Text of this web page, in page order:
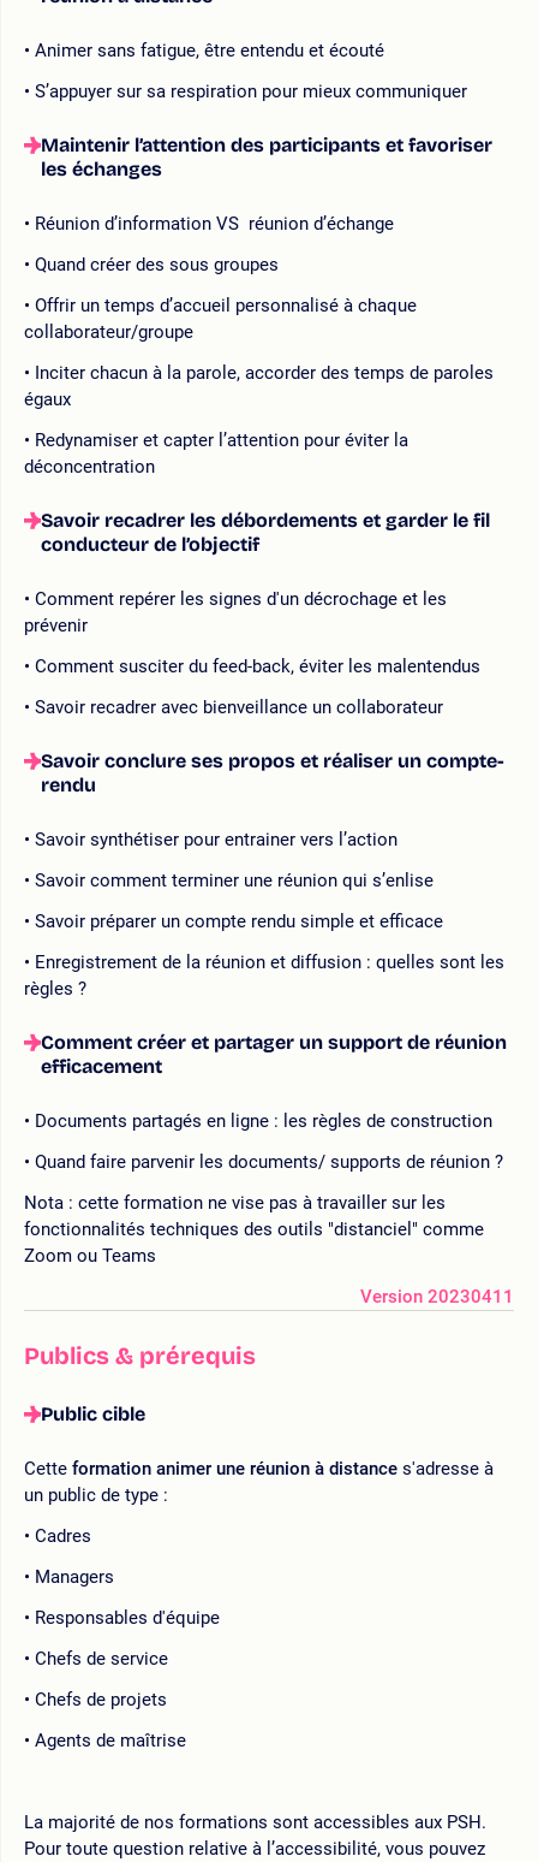
Animer sans fatigue, être entendu et écouté
S’appuyer sur sa respiration pour mieux communiquer
Maintenir l’attention des participants et favoriser
les échanges
Réunion d’information VS réunion d’échange
Quand créer des sous groupes
Offrir un temps d’accueil personnalisé à chaque
collaborateur/groupe
Inciter chacun à la parole, accorder des temps de paroles
égaux
Redynamiser et capter l’attention pour éviter la
déconcentration
Savoir recadrer les débordements et garder le fil
conducteur de l’objectif
Comment repérer les signes d'un décrochage et les
prévenir
Comment susciter du feed-back, éviter les malentendus
Savoir recadrer avec bienveillance un collaborateur
Savoir conclure ses propos et réaliser un compte-
rendu
Savoir synthétiser pour entrainer vers l’action
Savoir comment terminer une réunion qui s’enlise
Savoir préparer un compte rendu simple et efficace
Enregistrement de la réunion et diffusion : quelles sont les
règles ?
Comment créer et partager un support de réunion
efficacement
Documents partagés en ligne : les règles de construction
Quand faire parvenir les documents/ supports de réunion ?
Nota : cette formation ne vise pas à travailler sur les
fonctionnalités techniques des outils "distanciel" comme
Zoom ou Teams
Version 20230411
Publics & prérequis
Public cible
Cette formation animer une réunion à distance s'adresse à
un public de type :
Cadres
Managers
Responsables d'équipe
Chefs de service
Chefs de projets
Agents de maîtrise
La majorité de nos formations sont accessibles aux PSH.
Pour toute question relative à l’accessibilité, vous pouvez